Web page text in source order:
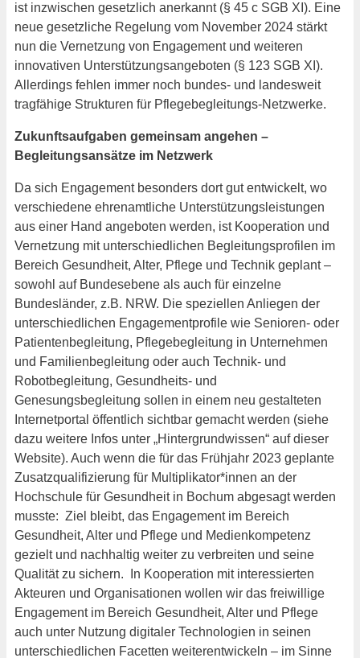
ist inzwischen gesetzlich anerkannt (§ 45 c SGB XI). Eine
neue gesetzliche Regelung vom November 2024 stärkt
nun die Vernetzung von Engagement und weiteren
innovativen Unterstützungsangeboten (§ 123 SGB XI).
Allerdings fehlen immer noch bundes- und landesweit
tragfähige Strukturen für Pflegebegleitungs-Netzwerke.
Zukunftsaufgaben gemeinsam angehen –
Begleitungsansätze im Netzwerk
Da sich Engagement besonders dort gut entwickelt, wo
verschiedene ehrenamtliche Unterstützungsleistungen
aus einer Hand angeboten werden, ist Kooperation und
Vernetzung mit unterschiedlichen Begleitungsprofilen im
Bereich Gesundheit, Alter, Pflege und Technik geplant –
sowohl auf Bundesebene als auch für einzelne
Bundesländer, z.B. NRW. Die speziellen Anliegen der
unterschiedlichen Engagementprofile wie Senioren- oder
Patientenbegleitung, Pflegebegleitung in Unternehmen
und Familienbegleitung oder auch Technik- und
Robotbegleitung, Gesundheits- und
Genesungsbegleitung sollen in einem neu gestalteten
Internetportal öffentlich sichtbar gemacht werden (siehe
dazu weitere Infos unter „Hintergrundwissen“ auf dieser
Website). Auch wenn die für das Frühjahr 2023 geplante
Zusatzqualifizierung für Multiplikator*innen an der
Hochschule für Gesundheit in Bochum abgesagt werden
musste: Ziel bleibt, das Engagement im Bereich
Gesundheit, Alter und Pflege und Medienkompetenz
gezielt und nachhaltig weiter zu verbreiten und seine
Qualität zu sichern. In Kooperation mit interessierten
Akteuren und Organisationen wollen wir das freiwillige
Engagement im Bereich Gesundheit, Alter und Pflege
auch unter Nutzung digitaler Technologien in seinen
unterschiedlichen Facetten weiterentwickeln – im Sinne